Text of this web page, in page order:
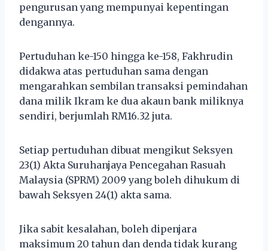
pengurusan yang mempunyai kepentingan
dengannya.
Pertuduhan ke-150 hingga ke-158, Fakhrudin
didakwa atas pertuduhan sama dengan
mengarahkan sembilan transaksi pemindahan
dana milik Ikram ke dua akaun bank miliknya
sendiri, berjumlah RM16.32 juta.
Setiap pertuduhan dibuat mengikut Seksyen
23(1) Akta Suruhanjaya Pencegahan Rasuah
Malaysia (SPRM) 2009 yang boleh dihukum di
bawah Seksyen 24(1) akta sama.
Jika sabit kesalahan, boleh dipenjara
maksimum 20 tahun dan denda tidak kurang